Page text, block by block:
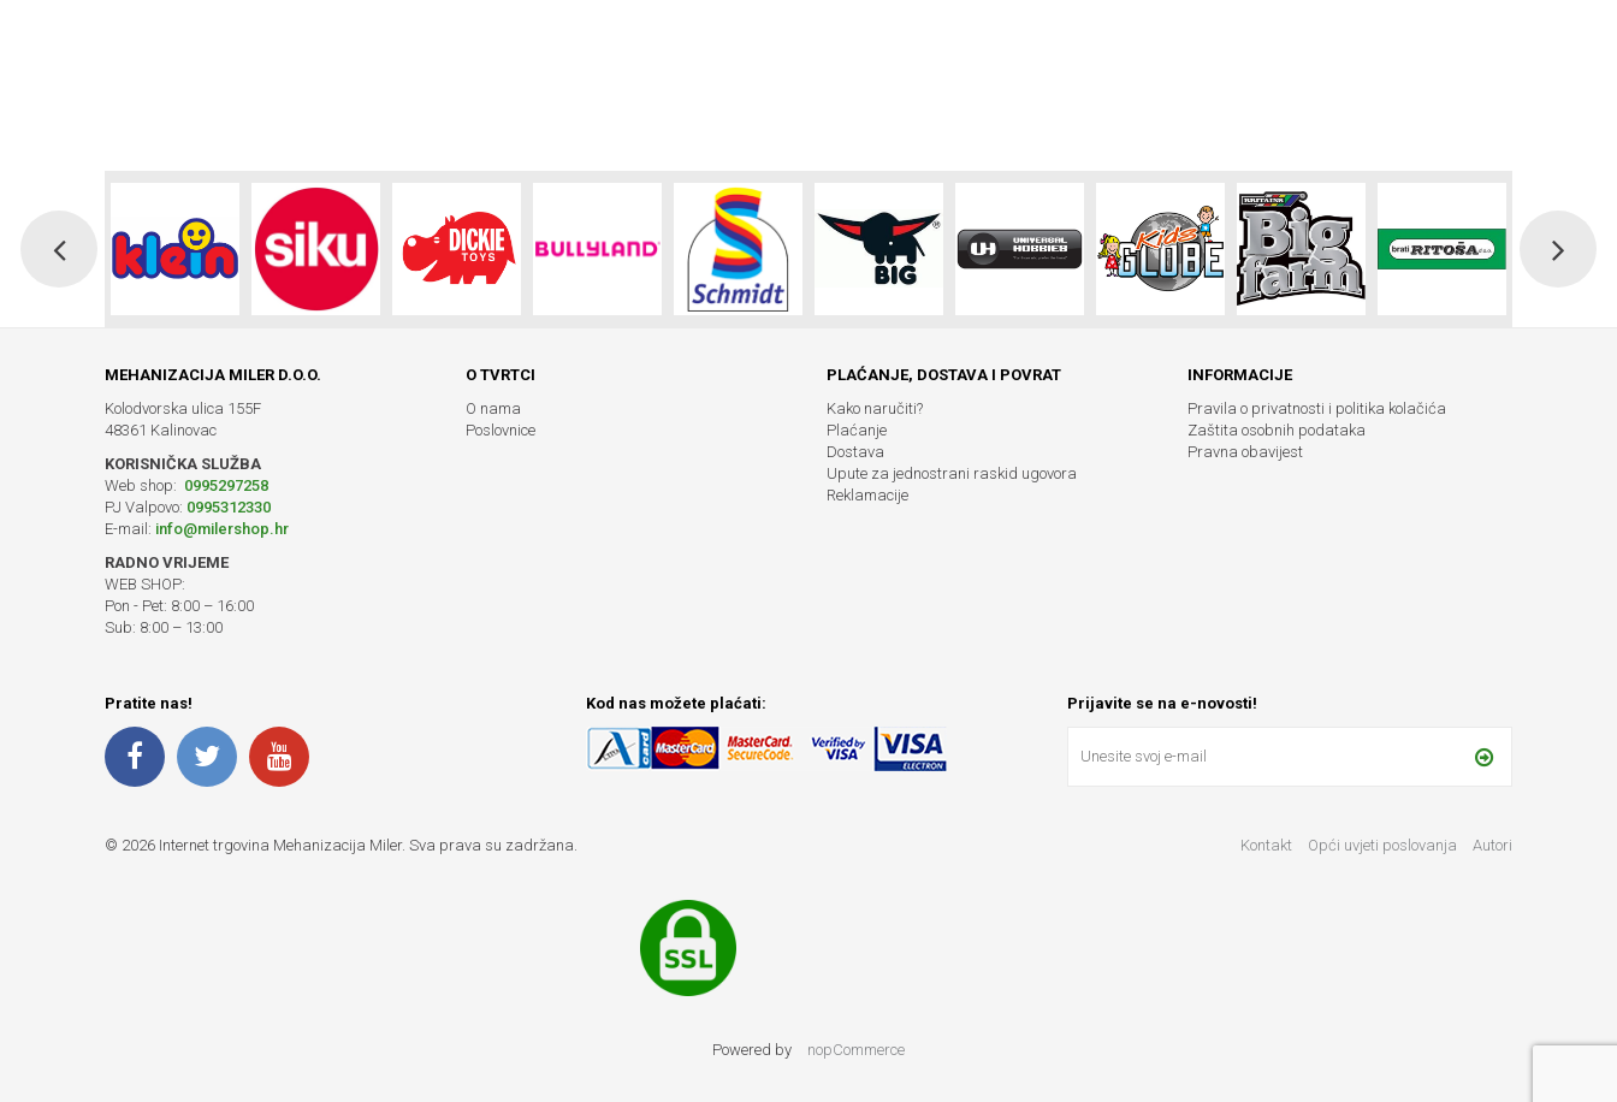
MEHANIZACIJA MILER D.O.O.
Kolodvorska ulica 155F
48361 Kalinovac
KORISNIČKA SLUŽBA
Web shop: 0995297258
PJ Valpovo: 0995312330
E-mail: info@milershop.hr
RADNO VRIJEME
WEB SHOP:
Pon - Pet: 8:00 – 16:00
Sub: 8:00 – 13:00
O TVRTCI
O nama
Poslovnice
PLAĆANJE, DOSTAVA I POVRAT
Kako naručiti?
Plaćanje
Dostava
Upute za jednostrani raskid ugovora
Reklamacije
INFORMACIJE
Pravila o privatnosti i politika kolačića
Zaštita osobnih podataka
Pravna obavijest
Pratite nas! Kod nas možete plaćati: Prijavite se na e-novosti!
© 2026 Internet trgovina Mehanizacija Miler. Sva prava su zadržana. Kontakt Opći uvjeti poslovanja Autori
Powered by nopCommerce